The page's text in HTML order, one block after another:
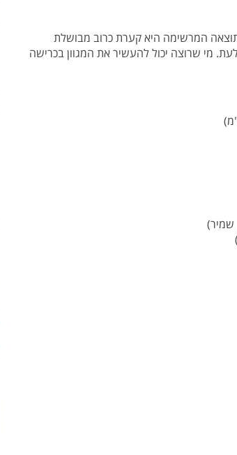
המרשימה היא קערת כרוב מבושלת
מי שרוצה יכול להעשיר את המגוון בכרישה